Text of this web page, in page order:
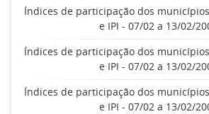
Índices de participação dos
e IPI - 07/02 a 13/02/
Índices de participação dos
e IPI - 07/02 a 13/02/
Índices de participação dos
e IPI - 07/02 a 13/02/